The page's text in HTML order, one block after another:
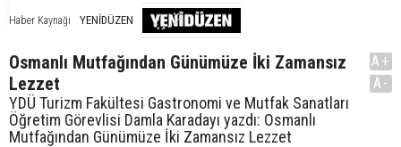
Haber Kaynağı YENİDÜZEN
Osmanlı Mutfağından Günümüze İki Zamansız
Lezzet
YDÜ Turizm Fakültesi Gastronomi ve Mutfak Sanatları
Öğretim Görevlisi Damla Karadayı yazdı: Osmanlı
Mutfağından Günümüze İki Zamansız Lezzet
A+
A-